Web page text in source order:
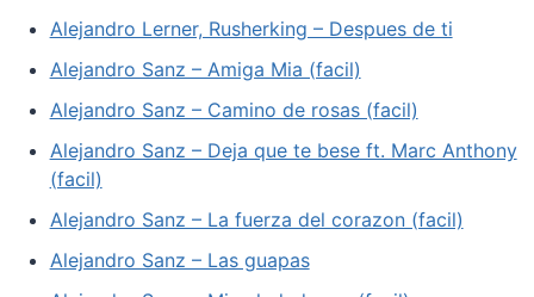
Alejandro Lerner, Rusherking – Despues de ti
Alejandro Sanz – Amiga Mia (facil)
Alejandro Sanz – Camino de rosas (facil)
Alejandro Sanz – Deja que te bese ft. Marc Anthony
(facil)
Alejandro Sanz – La fuerza del corazon (facil)
Alejandro Sanz – Las guapas